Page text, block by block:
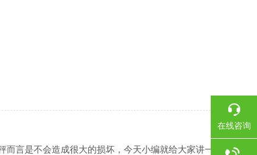
言是不会造成很大的损坏，今天小编就给大家讲一
在线咨询